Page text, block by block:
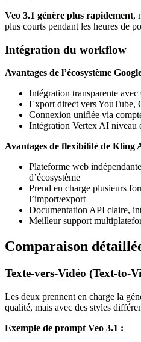
Veo 3.1 génère plus rapidement,
plus courts pendant les heures de
Intégration du workflow
Avantages de l’écosystème
Intégration transparente
Export direct vers YouTube,
Connexion unifiée via
Intégration Vertex AI niveau
Avantages de flexibilité de Kling
Plateforme web
d’écosystème
Prend en charge plusieurs
l’import/export
Documentation API claire,
Meilleur support
Comparaison
Texte-vers-Vidéo (Text-to-
Les deux prennent en charge la
qualité, mais avec des styles
Exemple de prompt Veo 3.1 :